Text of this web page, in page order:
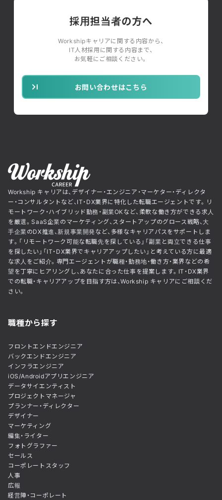
採用担当者の方へ
Workshipキャリアに関する内容から、
IT人材採用に関する内容まで、
お気軽にご相談ください。
お問い合わせはこちら
Workship キャリアは、デザイナー・エンジニア・マーケター・ディレクタ
ー・コンサルタントなど、IT・DX業界に特化した転職エージェントです。リ
モートワーク・ハイブリッド勤務・副業OKなど、柔軟な働き方ができる求人
を厳選。SaaS企業のマーケティング、スタートアップのグロース戦略、大
手企業のDX推進、新規事業開発など、多様なキャリアパスをサポートしま
す。「リモートワーク可能な転職先を探している」「副業と両立できる仕事
を探したい」「IT・DX業界でキャリアアップしたい」と考えている方に最適
な求人をご紹介。専門エージェントが職種・勤務地・働き方・業界などの希
望を丁寧にヒアリングし、あなたに合った仕事を提案します。IT・DX業界
での転職・キャリアアップを目指す方は、Workship キャリアにご相談くだ
さい。
職種から探す
フロントエンドエンジニア
バックエンドエンジニア
インフラエンジニア
iOS/Androidアプリエンジニア
データサイエンティスト
プロジェクトマネージャ
プランナー・ディレクター
デザイナー
マーケティング
編集・ライター
フォトグラファー
セールス
コーポレートスタッフ
人事
広報
経営陣・コーポレート